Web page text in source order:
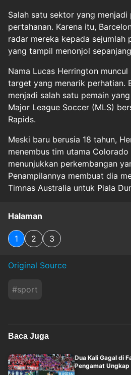
Salah satu sektor yang menjadi
pertahanan. Karena itu,
radar mereka kepada sejumlah
yang tampil menonjol
Nama Lucas Herrington muncul
target yang menarik perhatian.
menjadi salah satu pemain
Major League Soccer (MLS)
Rapids.
Meski baru berusia 18 tahun,
menembus tim utama Colorado
menunjukkan perkembangan
Penampilannya membuat dia
Timnas Australia untuk Piala
Halaman
1 2 3
Original Source
#sport
Baca Juga
Dua Kali Gagal di
Pengamat Ungkap